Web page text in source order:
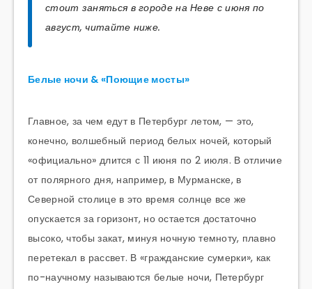
стоит заняться в городе на Неве с июня по
август, читайте ниже.
Белые ночи & «Поющие мосты»
Главное, за чем едут в Петербург летом, — это,
конечно, волшебный период белых ночей, который
«официально» длится с 11 июня по 2 июля. В отличие
от полярного дня, например, в Мурманске, в
Северной столице в это время солнце все же
опускается за горизонт, но остается достаточно
высоко, чтобы закат, минуя ночную темноту, плавно
перетекал в рассвет. В «гражданские сумерки», как
по-научному называются белые ночи, Петербург